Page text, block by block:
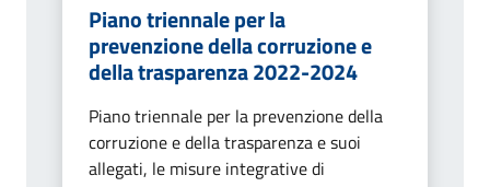
Piano triennale per la
prevenzione della corruzione e
della trasparenza 2022-2024
Piano triennale per la prevenzione della
corruzione e della trasparenza e suoi
allegati, le misure integrative di